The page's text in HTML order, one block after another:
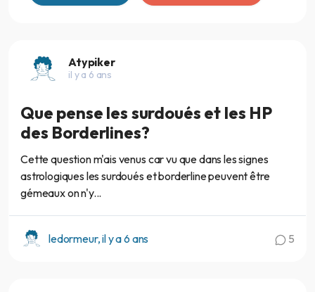
Atypiker
il y a 6 ans
Que pense les surdoués et les HP
des Borderlines?
Cette question m'ais venus car vu que dans les signes
astrologiques les surdoués et borderline peuvent être
gémeaux on n'y...
ledormeur, il y a 6 ans 5